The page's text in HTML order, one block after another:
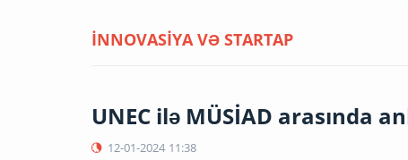
İNNOVASİYA VƏ STARTAP
UNEC ilə MÜSİAD arasında
12-01-2024 11:38